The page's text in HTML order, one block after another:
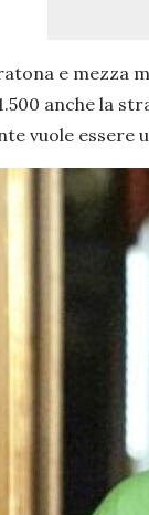
e mezza
anche la
vuole essere